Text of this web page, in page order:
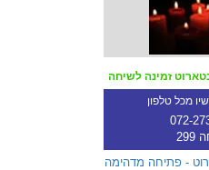
זמינה לשיחה
מכל טלפון
072-
- פתיחה מדהימה